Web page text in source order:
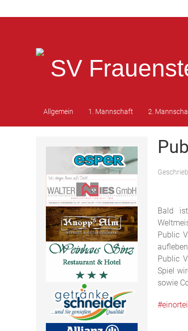
SV
Allgemein 1. Mannschaft 2.
Bald
Public
Public
Spiel
sowie